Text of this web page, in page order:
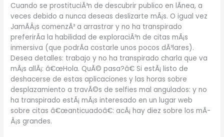
Cuando se prostituciÃ³n de descubrir publico en lÃ­nea, a
veces debido a nunca deseas deslizarte mÃ¡s. O igual vez
JamÃ­Â¡s comenzÃ³ a arrastrar y no ha transpirado
preferirÃ­a la habilidad de exploraciÃ³n de citas mÃ¡s
inmersiva (que podrÃ­a costarle unos pocos dÃ³lares).
Desea detalles: trabajo y no ha transpirado charla que va
mÃ¡s allÃ¡: â€œHola. QuÃ© pasa?â€ Si estÃ¡ listo de
deshacerse de estas aplicaciones y las horas sobre
desplazamiento a travÃ©s de selfies mal angulados: y no
ha transpirado estÃ¡ mÃ¡s interesado en un lugar web
sobre citas â€œanticuadoâ€: acÃ¡ hay diez sobre los mÃ­
Â¡s grandes.